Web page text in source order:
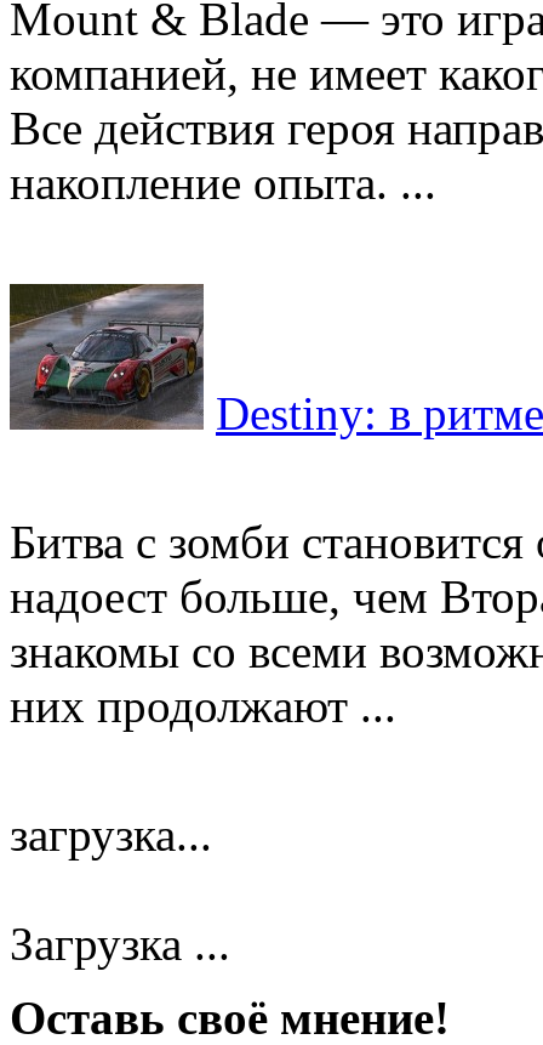
Mount & Blade — это
компанией, не имеет
Все действия героя
накопление опыта. ...
Destiny: в
Битва с зомби
надоест больше, чем
знакомы со всеми
них продолжают ...
загрузка...
Загрузка ...
Оставь своё мнение!